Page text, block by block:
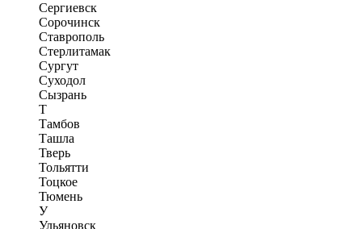
Сергиевск
Сорочинск
Ставрополь
Стерлитамак
Сургут
Суходол
Сызрань
Т
Тамбов
Ташла
Тверь
Тольятти
Тоцкое
Тюмень
У
Ульяновск